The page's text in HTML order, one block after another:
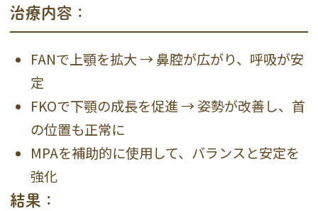
治療内容：
FANで上顎を拡大 → 鼻腔が広がり、呼吸が安
定
FKOで下顎の成長を促進 → 姿勢が改善し、首
の位置も正常に
MPAを補助的に使用して、バランスと安定を
強化
結果：